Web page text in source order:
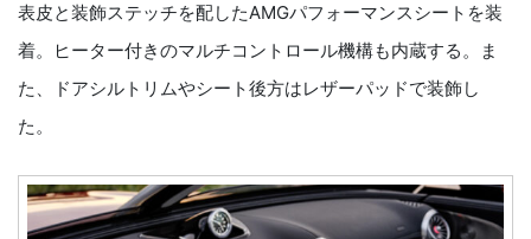
表皮と装飾ステッチを配したAMGパフォーマンスシートを装
着。ヒーター付きのマルチコントロール機構も内蔵する。ま
た、ドアシルトリムやシート後方はレザーパッドで装飾し
た。